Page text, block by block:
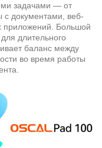
задачами — от
с документами, веб-
приложений. Большой
длительного
баланс между
во время работы